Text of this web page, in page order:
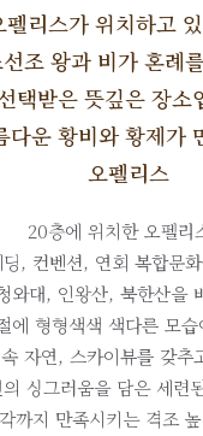
펠리스가 위치하고
조 왕과 비가 혼례
택받은 뜻깊은 장소
다운 황비와 황제가
오펠리스
20층에 위치한 오펠리
딩, 컨벤션, 연회 복합문
와대, 인왕산, 북한산을
에 형형색색 색다른 모
자연, 스카이뷰를 갖추
싱그러움을 담은 세련
까지 만족시키는 격조